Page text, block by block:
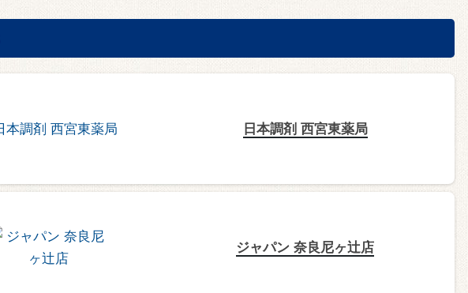
日本調剤 西宮東薬局
ジャパン 奈良尼ヶ辻店